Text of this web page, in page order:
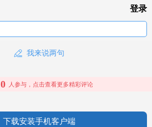
登录
我来说两句
0 人参与，点击查看更多精彩评论
下载安装手机客户端